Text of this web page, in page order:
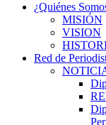
¿Quiénes
MISIÓN
VISION
Red de